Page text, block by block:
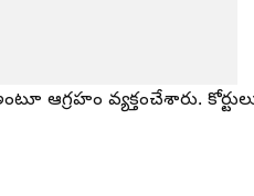
ఆగ్రహం వ్యక్తంచేశారు.